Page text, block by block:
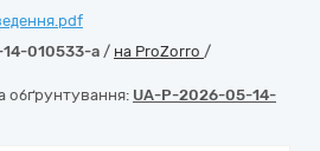
010533-a/ на ProZorro /
обґрунтування: UA-P-2026-05-14-